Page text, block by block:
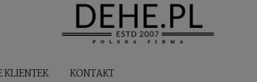
KLIENTEK KONTAKT